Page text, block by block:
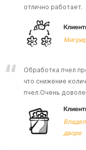
отлично работает.
Обработка пчел
что снижение
пчел.Очень
дворе